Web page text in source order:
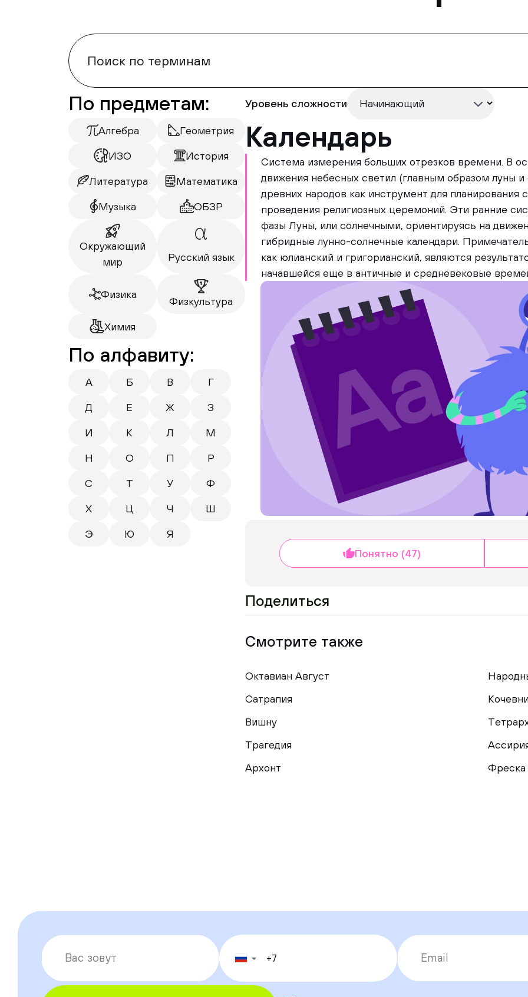
По предметам:
Алгебра Геометрия
ИЗО История
Литература Математика
Музыка ОБЗР
Окружающий
мир
Русский язык
Физика
Физкультура
Химия
По алфавиту:
А Б В Г
Д Е Ж З
И К Л М
Н О П Р
С Т У Ф
Х Ц Ч Ш
Э Ю Я
Уровень сложности
Календарь
Система измерения больших отрезков времени. В
движения небесных светил (главным образом луны
древних народов как инструмент для планирования
проведения религиозных церемоний. Эти ранние
фазы Луны, или солнечными, ориентируясь на
гибридные лунно-солнечные календари.
как юлианский и григорианский, являются
начавшейся еще в античные и средневековые
Понятно (47)
Поделиться
Смотрите также
Октавиан Август
Сатрапия
Вишну
Трагедия
Архонт
Фреска
▼